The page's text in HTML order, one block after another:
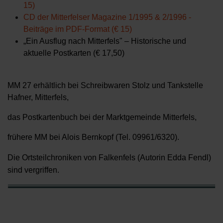
15)
CD der Mitterfelser Magazine 1/1995 & 2/1996 -
Beiträge im PDF-Format (€ 15)
„Ein Ausflug nach Mitterfels" – Historische und
aktuelle Postkarten (€ 17,50)
MM 27 erhältlich bei Schreibwaren Stolz und Tankstelle
Hafner, Mitterfels,
das Postkartenbuch bei der Marktgemeinde Mitterfels,
frühere MM bei Alois Bernkopf (Tel. 09961/6320).
Die Ortsteilchroniken von Falkenfels (Autorin Edda Fendl)
sind vergriffen.